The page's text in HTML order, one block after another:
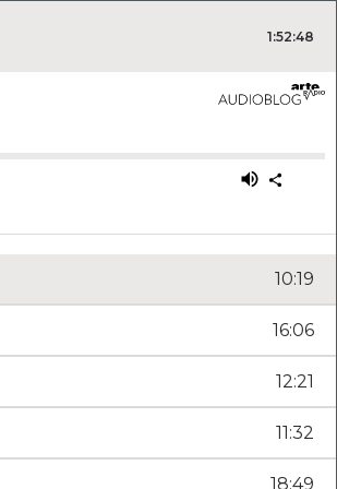
1:52:48
ou cliquez pour modifier la
Utilisez
10:19
16:06
12:21
11:32
18:49